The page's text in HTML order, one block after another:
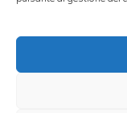
un brusco